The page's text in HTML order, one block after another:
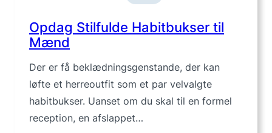
Opdag Stilfulde Habitbukser til
Mænd
Der er få beklædningsgenstande, der kan
løfte et herreoutfit som et par velvalgte
habitbukser. Uanset om du skal til en formel
reception, en afslappet…